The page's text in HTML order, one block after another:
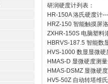
研润硬度计列表：
HR-150A 洛氏硬度计
HRZ-150 智能触摸屏
ZXHR-150S 电脑塑料
HBRVS-187.5 智能数
HVS-1000 数显显微硬
HMAS-D 显微硬度测
HMAS-DSMZ 显微硬
HV5-50Z 自动转塔维